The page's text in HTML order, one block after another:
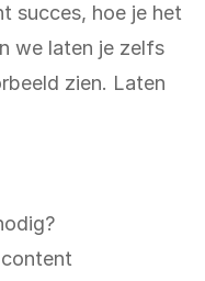
succes, hoe je het
we laten je zelfs
zien. Laten